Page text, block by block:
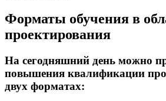
Форматы обучения в
проектирования
На сегодняшний день можно
повышения квалификации
двух форматах: